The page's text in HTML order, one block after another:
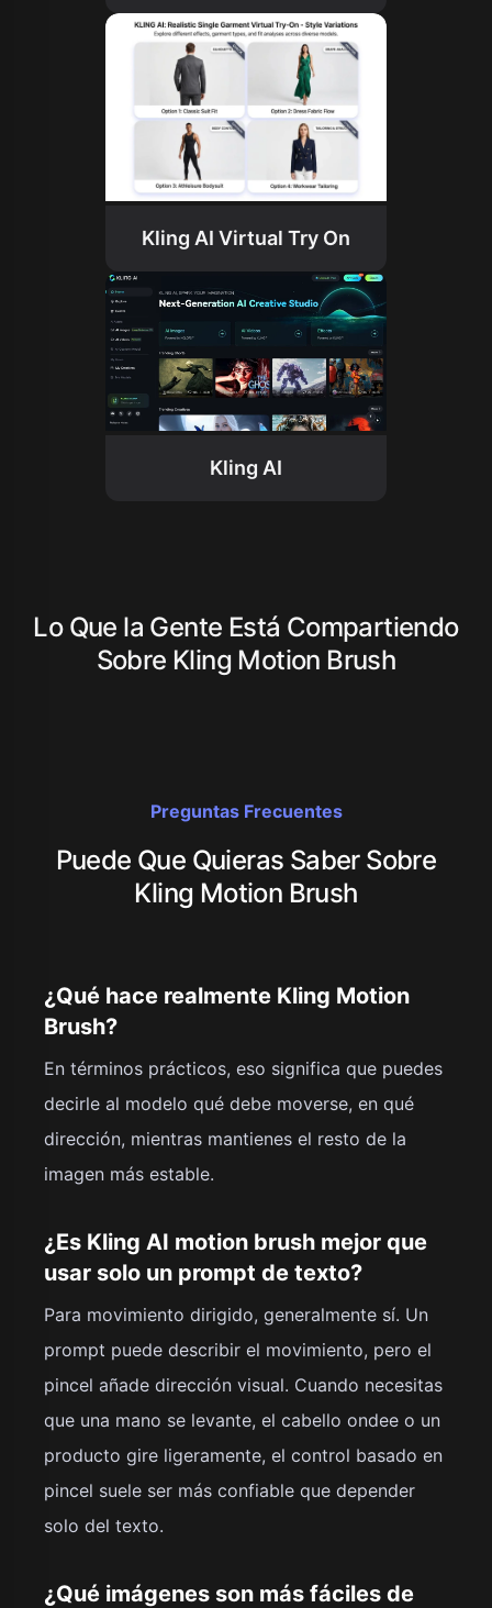
Kling AI Virtual Try On
Kling AI
Lo Que la Gente Está Compartiendo
Sobre Kling Motion Brush
Preguntas Frecuentes
Puede Que Quieras Saber Sobre
Kling Motion Brush
¿Qué hace realmente Kling Motion
Brush?
En términos prácticos, eso significa que puedes
decirle al modelo qué debe moverse, en qué
dirección, mientras mantienes el resto de la
imagen más estable.
¿Es Kling AI motion brush mejor que
usar solo un prompt de texto?
Para movimiento dirigido, generalmente sí. Un
prompt puede describir el movimiento, pero el
pincel añade dirección visual. Cuando necesitas
que una mano se levante, el cabello ondee o un
producto gire ligeramente, el control basado en
pincel suele ser más confiable que depender
solo del texto.
¿Qué imágenes son más fáciles de